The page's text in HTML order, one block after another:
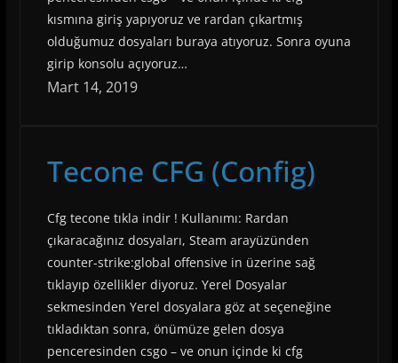
kısmına giriş yapıyoruz ve rardan çıkartmış
olduğumuz dosyaları buraya atıyoruz. Sonra oyuna
girip konsolu açıyoruz…
Mart 14, 2019
Tecone CFG (Config)
Cfg tecone tıkla indir ! Kullanımı: Rardan
çıkaracağınız dosyaları, Steam arayüzünden
counter-strike:global offensive in üzerine sağ
tıklayıp özellikler diyoruz. Yerel Dosyalar
sekmesinden Yerel dosyalara göz at seçeneğine
tıkladıktan sonra, önümüze gelen dosya
penceresinden csgo – ve onun içinde ki cfg